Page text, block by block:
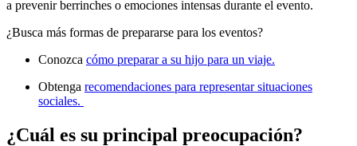
a prevenir berrinches o emociones intensas durante el evento.
¿Busca más formas de prepararse para los eventos?
Conozca cómo preparar a su hijo para un viaje.
Obtenga recomendaciones para representar situaciones
sociales.
¿Cuál es su principal preocupación?